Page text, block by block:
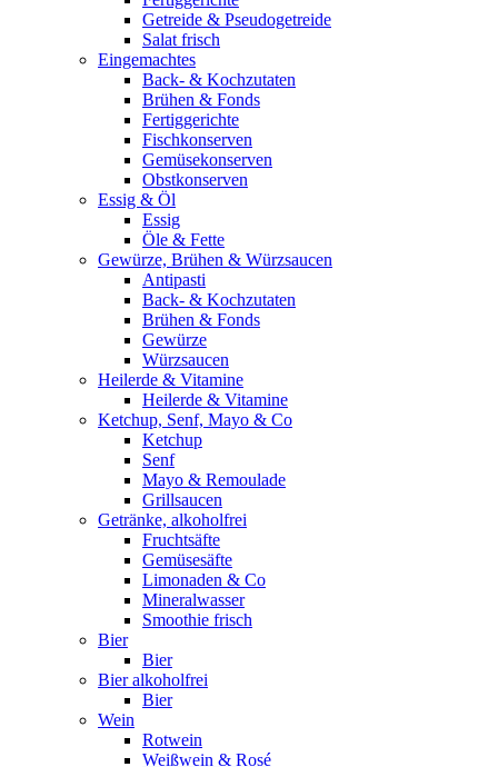
Getreide & Pseudogetreide
Salat frisch
Eingemachtes
Back- & Kochzutaten
Brühen & Fonds
Fertiggerichte
Fischkonserven
Gemüsekonserven
Obstkonserven
Essig & Öl
Essig
Öle & Fette
Gewürze, Brühen & Würzsaucen
Antipasti
Back- & Kochzutaten
Brühen & Fonds
Gewürze
Würzsaucen
Heilerde & Vitamine
Heilerde & Vitamine
Ketchup, Senf, Mayo & Co
Ketchup
Senf
Mayo & Remoulade
Grillsaucen
Getränke, alkoholfrei
Fruchtsäfte
Gemüsesäfte
Limonaden & Co
Mineralwasser
Smoothie frisch
Bier
Bier
Bier alkoholfrei
Bier
Wein
Rotwein
Weißwein & Rosé